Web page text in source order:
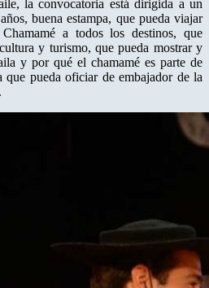
la convocatoria está dirigida a un
buena estampa, que pueda viajar
a todos los destinos, que
y turismo, que pueda mostrar y
y por qué el chamamé es parte de
pueda oficiar de embajador de la